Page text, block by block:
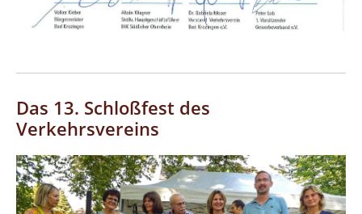
Das 13. Schloßfest des
Verkehrsvereins